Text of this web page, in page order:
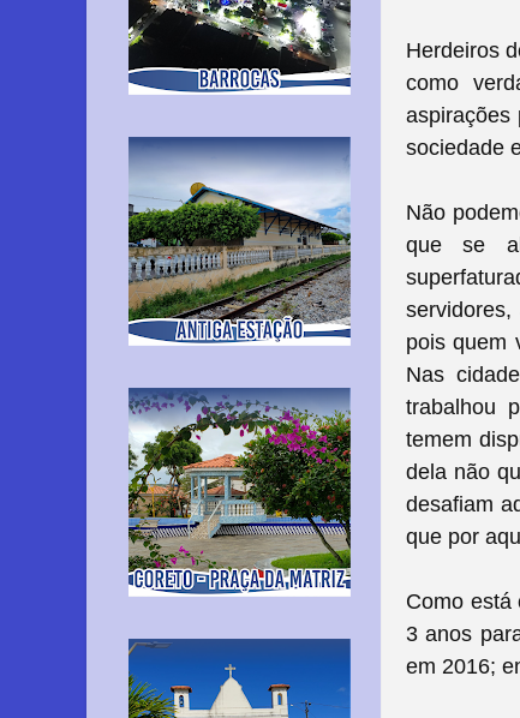
Herdeiros
como
aspirações
sociedade
Não
que se
pois quem
Nas
trabalhou
temem
dela não
desafiam
que por
Como está
3 anos
em 2016;